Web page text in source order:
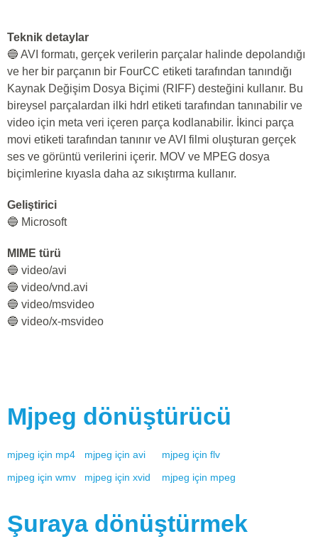
Teknik detaylar
🔵 AVI formatı, gerçek verilerin parçalar halinde depolandığı
ve her bir parçanın bir FourCC etiketi tarafından tanındığı
Kaynak Değişim Dosya Biçimi (RIFF) desteğini kullanır. Bu
bireysel parçalardan ilki hdrl etiketi tarafından tanınabilir ve
video için meta veri içeren parça kodlanabilir. İkinci parça
movi etiketi tarafından tanınır ve AVI filmi oluşturan gerçek
ses ve görüntü verilerini içerir. MOV ve MPEG dosya
biçimlerine kıyasla daha az sıkıştırma kullanır.
Geliştirici
🔵 Microsoft
MIME türü
🔵 video/avi
🔵 video/vnd.avi
🔵 video/msvideo
🔵 video/x-msvideo
Mjpeg dönüştürücü
mjpeg için mp4 mjpeg için avi mjpeg için flv
mjpeg için wmv mjpeg için xvid mjpeg için mpeg
Şuraya dönüştürmek